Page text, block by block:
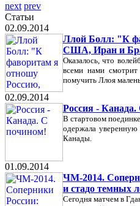
next prev
Статьи
02.09.2014
Ллой Болл: "К
США, Иран и
Оказалось, что
всеми нами
помучить Ллоя
02.09.2014
Россия -
В стартовом
одержала
Канады.
01.09.2014
ЧМ-2014.
и стадо темных
Сегодня матчем в